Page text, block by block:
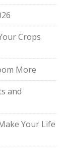
Crops
More
and
Your Life